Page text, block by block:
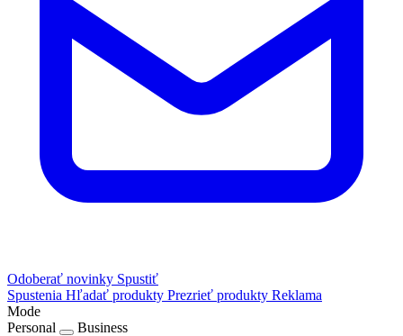
Odoberať novinky Spustiť
Spustenia Hľadať produkty Prezrieť produkty Reklama
Mode
Personal
Business